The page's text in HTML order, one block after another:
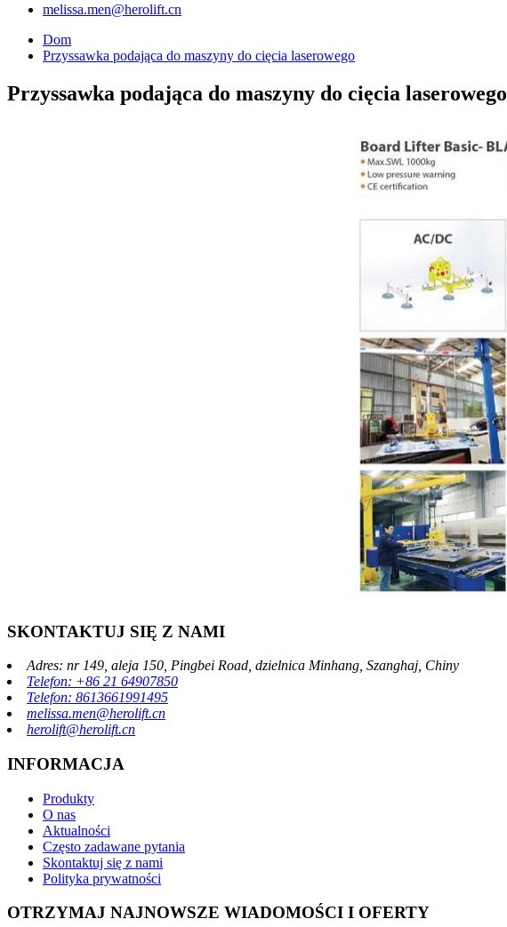
melissa.men@herolift.cn
Dom
Przyssawka podająca do maszyny do cięcia laserowego
Przyssawka podająca do maszyny do cięcia laserowego
SKONTAKTUJ SIĘ Z NAMI
Adres: nr 149, aleja 150, Pingbei Road, dzielnica Minhang, Szanghaj, Chiny
Telefon: +86 21 64907850
Telefon: 8613661991495
melissa.men@herolift.cn
herolift@herolift.cn
INFORMACJA
Produkty
O nas
Aktualności
Często zadawane pytania
Skontaktuj się z nami
Polityka prywatności
OTRZYMAJ NAJNOWSZE WIADOMOŚCI I OFERTY